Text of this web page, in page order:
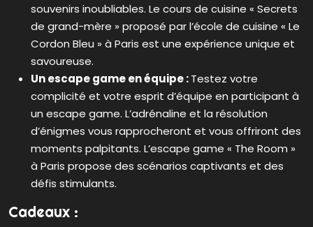
souvenirs inoubliables. Le cours de cuisine « Secrets
de grand-mère » proposé par l’école de cuisine « Le
Cordon Bleu » à Paris est une expérience unique et
savoureuse.
Un escape game en équipe :Testez votre
complicité et votre esprit d’équipe en participant à
un escape game. L’adrénaline et la résolution
d’énigmes vous rapprocheront et vous offriront des
moments palpitants. L’escape game « The Room »
à Paris propose des scénarios captivants et des
défis stimulants.
Cadeaux :